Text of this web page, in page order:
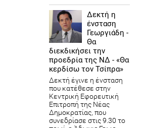
Δεκτή η
ένσταση
Γεωργιάδη -
Θα
διεκδικήσει την
προεδρία της ΝΔ - «Θα
κερδίσω τον Τσίπρα»
Δεκτή έγινε η ένσταση
που κατέθεσε στην
Κεντρική Εφορευτική
Επιτροπή της Νέας
Δημοκρατίας, που
συνεδρίασε στις 9.30 το